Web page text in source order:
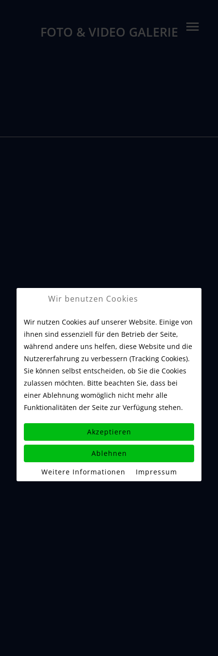
FOTO & VIDEO GALERIE
Fax: +49 2204 7037318
Öffnungszeiten:
Montag - Freitag: 10:00–18:00
Samstag: 10:00–13:00
Sonntag: Geschlossen
Wir benutzen Cookies
Wir nutzen Cookies auf unserer Website. Einige von
ihnen sind essenziell für den Betrieb der Seite,
während andere uns helfen, diese Website und die
Nutzererfahrung zu verbessern (Tracking Cookies).
Sie können selbst entscheiden, ob Sie die Cookies
zulassen möchten. Bitte beachten Sie, dass bei
einer Ablehnung womöglich nicht mehr alle
Funktionalitäten der Seite zur Verfügung stehen.
Akzeptieren
Ablehnen
Weitere Informationen
Impressum